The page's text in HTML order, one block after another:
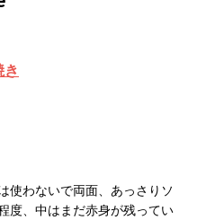
使わないで両面、あっさりソ
度、中はまだ赤身が残ってい